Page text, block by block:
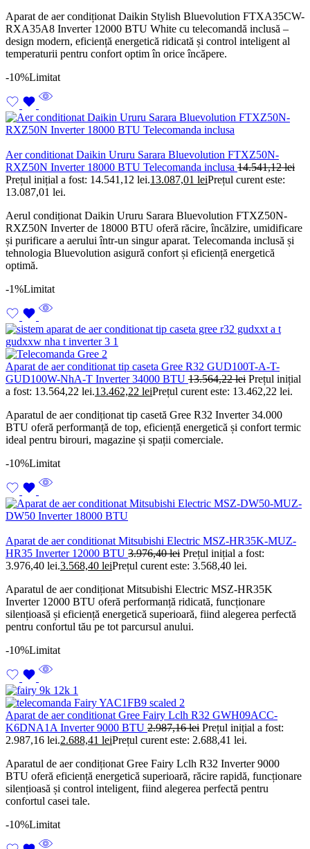
Aparat de aer condiționat Daikin Stylish Bluevolution FTXA35CW-
RXA35A8 Inverter 12000 BTU White cu telecomandă inclusă –
design modern, eficiență energetică ridicată și control inteligent al
temperaturii pentru confort optim în orice încăpere.
-10%Limitat
Aer conditionat Daikin Ururu Sarara Bluevolution FTXZ50N-
RXZ50N Inverter 18000 BTU Telecomanda inclusa 14.541,12lei
Prețul inițial a fost: 14.541,12 lei.13.087,01 leiPrețul curent este:
13.087,01 lei.
Aerul condiționat Daikin Ururu Sarara Bluevolution FTXZ50N-
RXZ50N Inverter de 18000 BTU oferă răcire, încălzire, umidificare
și purificare a aerului într-un singur aparat. Telecomanda inclusă și
tehnologia Bluevolution asigură confort și eficiență energetică
optimă.
-1%Limitat
Aparat de aer conditionat tip caseta Gree R32 GUD100T-A-T-
GUD100W-NhA-T Inverter 34000 BTU 13.564,22lei Prețul inițial
a fost: 13.564,22 lei.13.462,22 leiPrețul curent este: 13.462,22 lei.
Aparatul de aer condiționat tip casetă Gree R32 Inverter 34.000
BTU oferă performanță de top, eficiență energetică și confort termic
ideal pentru birouri, magazine și spații comerciale.
-10%Limitat
Aparat de aer conditionat Mitsubishi Electric MSZ-HR35K-MUZ-
HR35 Inverter 12000 BTU 3.976,40lei Prețul inițial a fost:
3.976,40 lei.3.568,40 leiPrețul curent este: 3.568,40 lei.
Aparatul de aer condiționat Mitsubishi Electric MSZ-HR35K
Inverter 12000 BTU oferă performanță ridicată, funcționare
silențioasă și eficiență energetică superioară, fiind alegerea perfectă
pentru confortul tău pe tot parcursul anului.
-10%Limitat
Aparat de aer conditionat Gree Fairy Lclh R32 GWH09ACC-
K6DNA1A Inverter 9000 BTU 2.987,16lei Prețul inițial a fost:
2.987,16 lei.2.688,41 leiPrețul curent este: 2.688,41 lei.
Aparatul de aer condiționat Gree Fairy Lclh R32 Inverter 9000
BTU oferă eficiență energetică superioară, răcire rapidă, funcționare
silențioasă și control inteligent, fiind alegerea perfectă pentru
confortul casei tale.
-10%Limitat